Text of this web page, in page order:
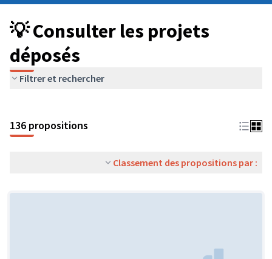
💡 Consulter les projets
déposés
Filtrer et rechercher
136 propositions
Classement des propositions par :